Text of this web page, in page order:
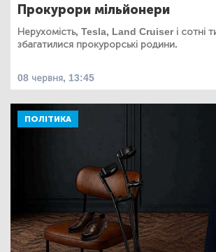
Прокурори мільйонери
Нерухомість, Tesla, Land Cruiser і сотні
збагатилися прокурорські родини.
08 червня, 13:45
ПОЛІТИКА